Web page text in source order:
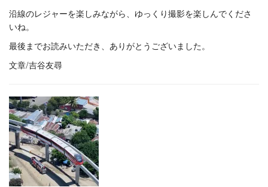
沿線のレジャーを楽しみながら、ゆっくり撮影を楽しんでくださ
いね。
最後までお読みいただき、ありがとうございました。
文章/吉谷友尋